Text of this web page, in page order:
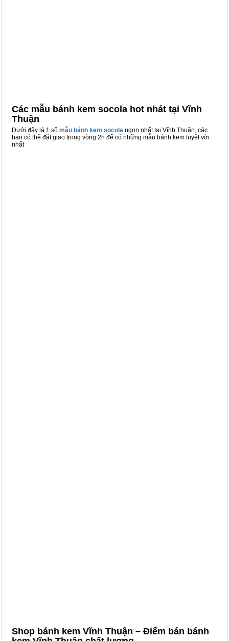
Các mẫu bánh kem socola hot nhát tại Vĩnh
Thuận
Dưới đây là 1 số mẫu bánh kem socola ngon nhất tại Vĩnh Thuận, các
bạn có thể đặt giao trong vòng 2h để có những mẫu bánh kem tuyệt vời
nhất
Shop bánh kem Vĩnh Thuận – Điểm bán bánh